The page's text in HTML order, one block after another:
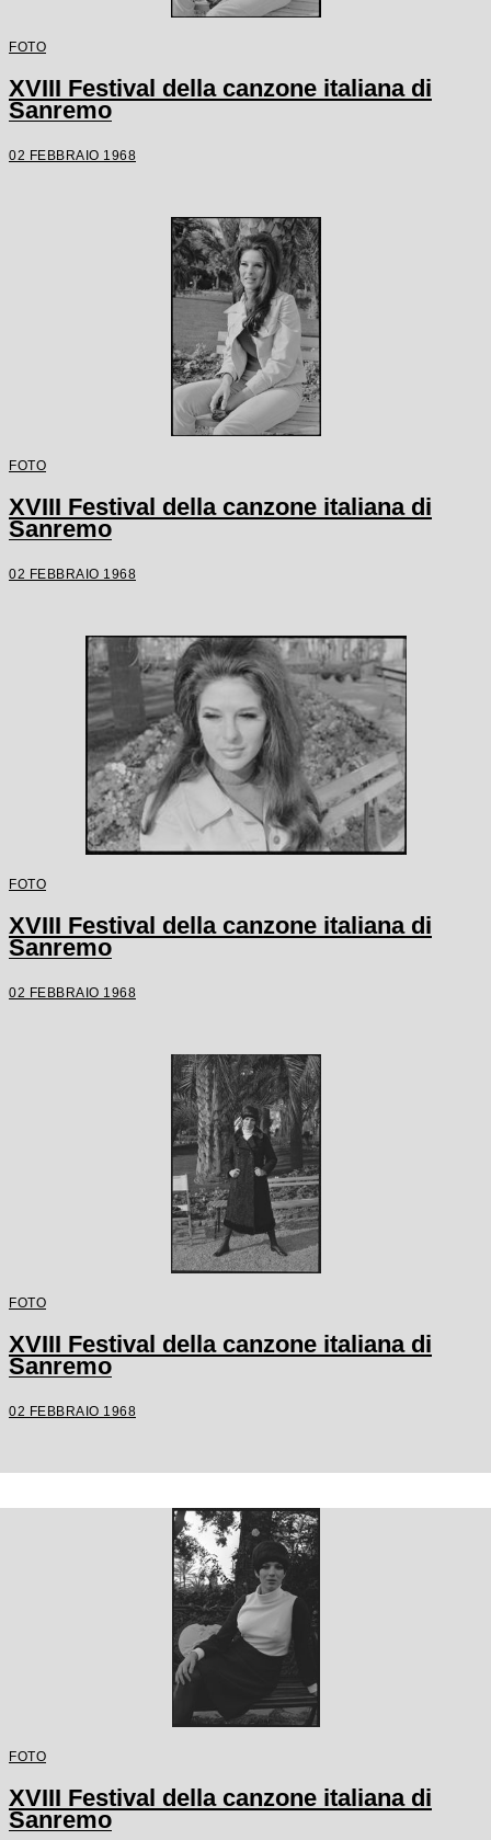
FOTO
XVIII Festival della canzone italiana di
Sanremo
02 FEBBRAIO 1968
FOTO
XVIII Festival della canzone italiana di
Sanremo
02 FEBBRAIO 1968
FOTO
XVIII Festival della canzone italiana di
Sanremo
02 FEBBRAIO 1968
FOTO
XVIII Festival della canzone italiana di
Sanremo
02 FEBBRAIO 1968
FOTO
XVIII Festival della canzone italiana di
Sanremo